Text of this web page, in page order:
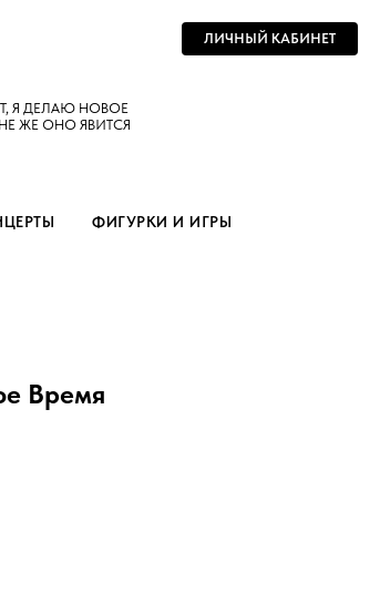
Я ДЕЛАЮ НОВОЕ
ЖЕ ОНО ЯВИТСЯ
ФИГУРКИ И ИГРЫ
ЛИЧНЫЙ КАБИНЕТ
Время